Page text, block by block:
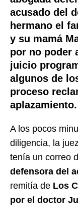
acusado del
hermano el
y su mamá
por no poder
juicio
algunos de
proceso
aplazamiento.
A los pocos
diligencia, la
tenía un correo
defensora del
remitía de Los
por el doctor